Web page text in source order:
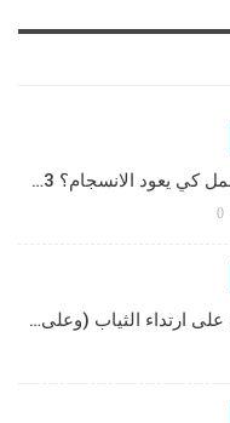
يعود الانسجام؟ 3…
0
ارتداء الثياب (وعلى…